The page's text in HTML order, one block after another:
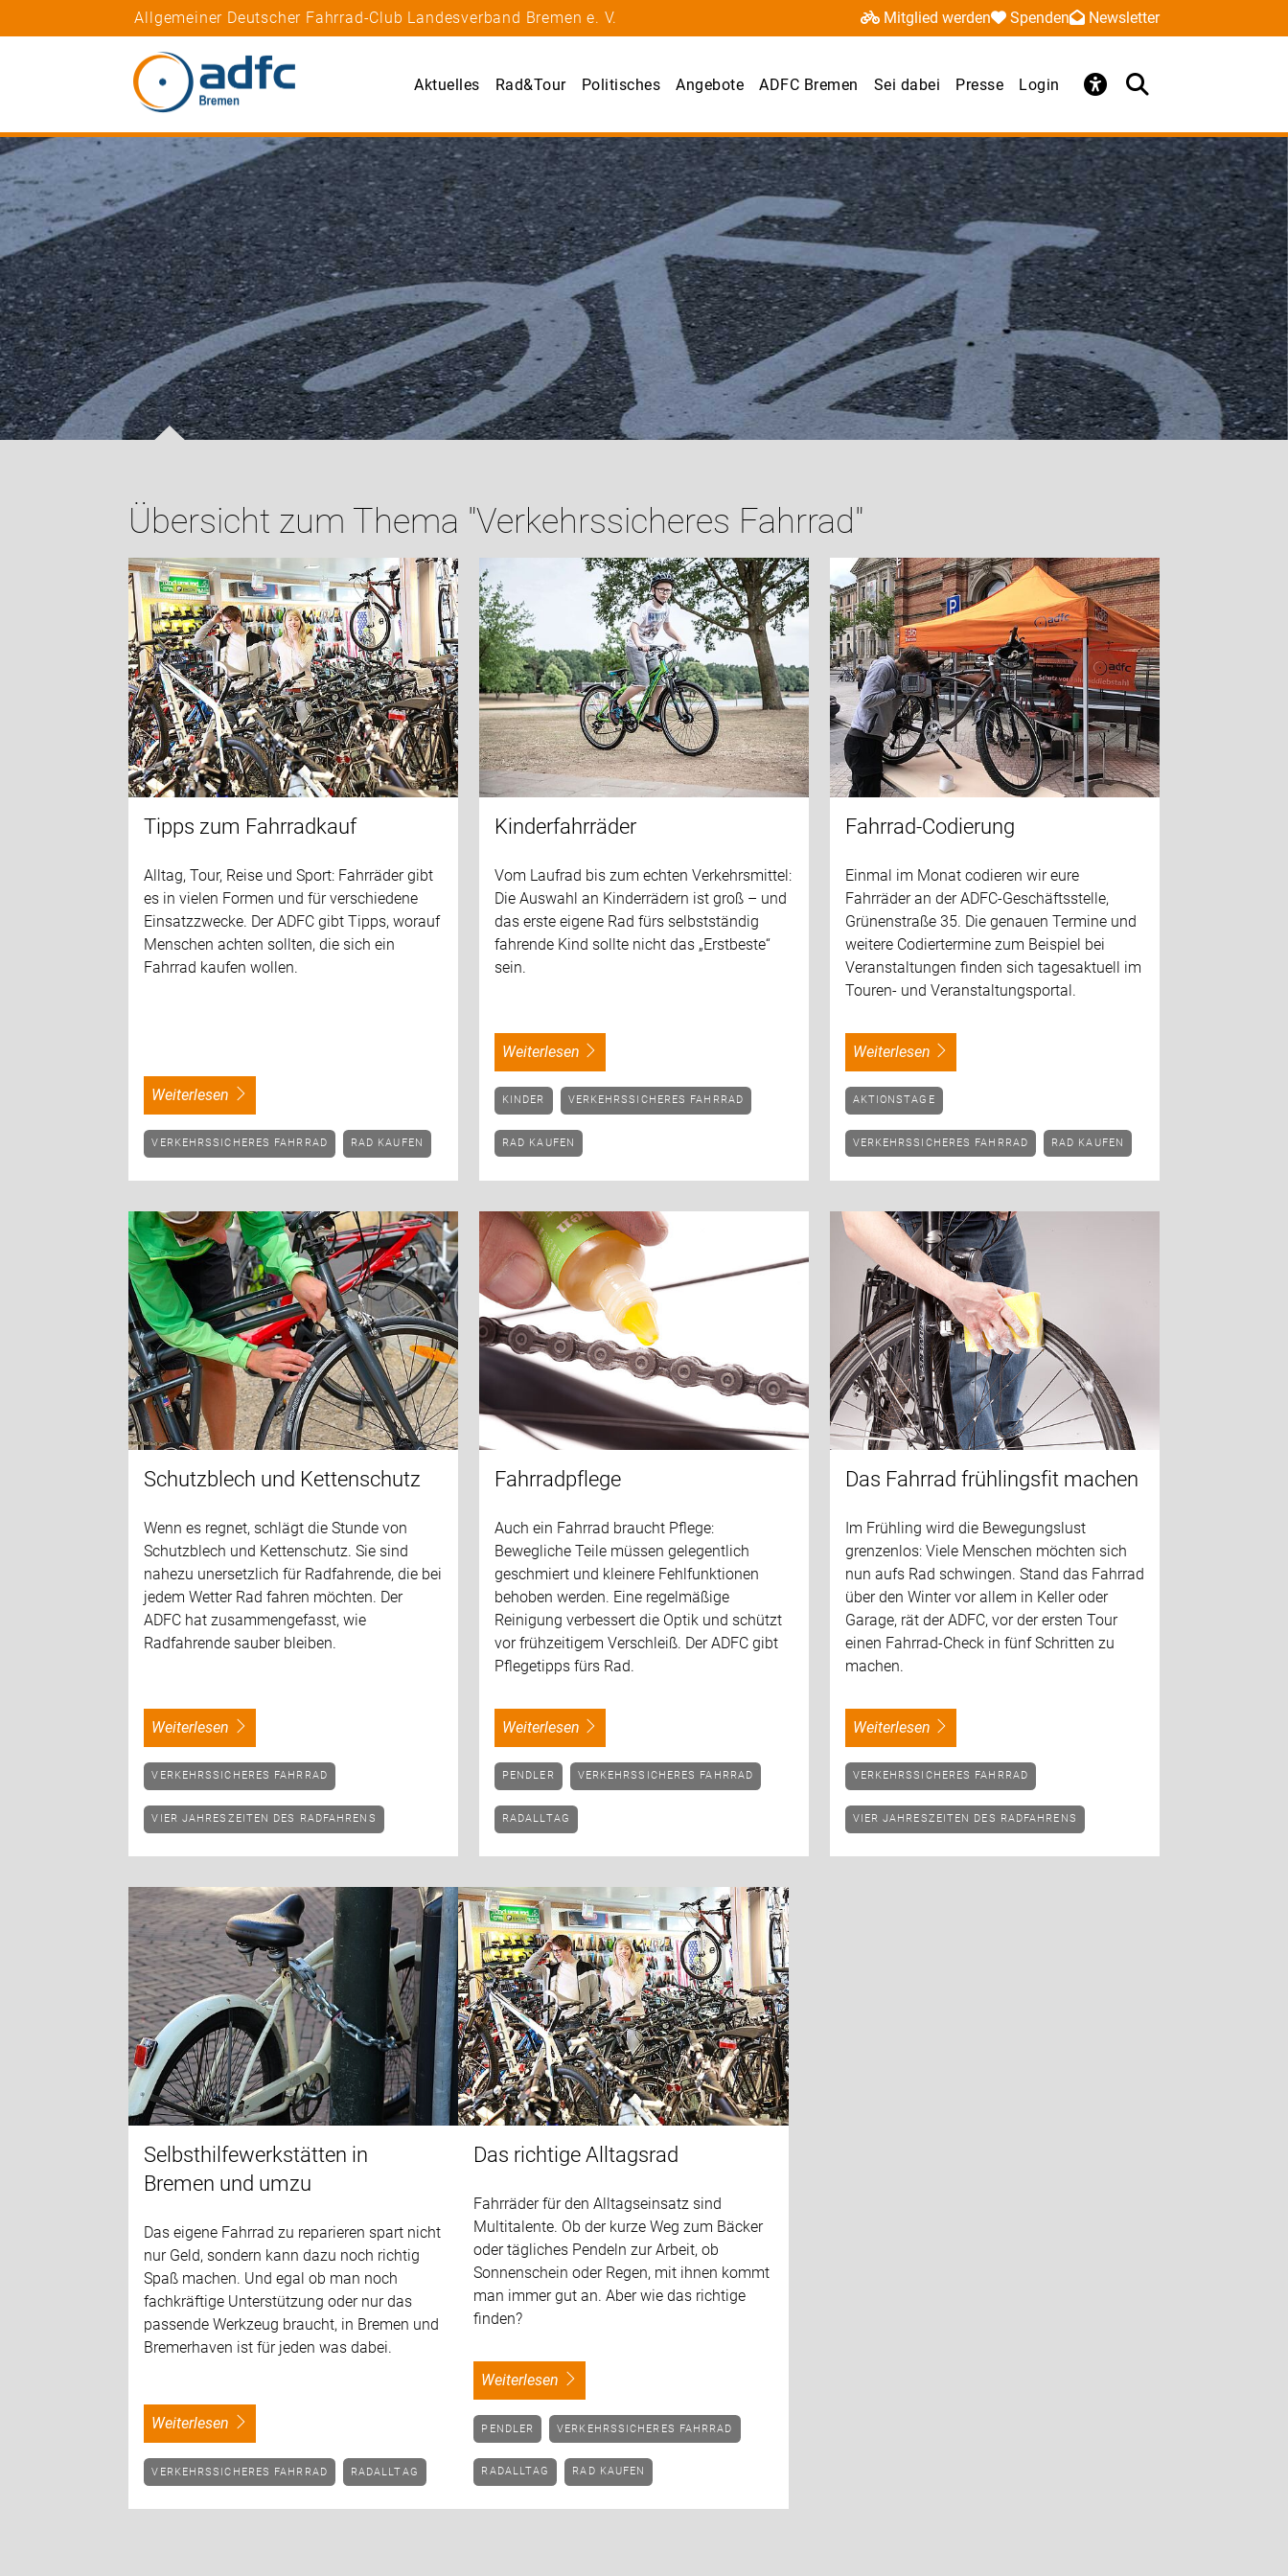
Allgemeiner Deutscher Fahrrad-Club Landesverband Bremen e. V. Mitglied werden Spenden Newsletter
Aktuelles Rad&Tour Politisches Angebote ADFC Bremen Sei dabei Presse Login
Übersicht zum Thema "Verkehrssicheres Fahrrad"
Tipps zum Fahrradkauf
Alltag, Tour, Reise und Sport: Fahrräder gibt
es in vielen Formen und für verschiedene
Einsatzzwecke. Der ADFC gibt Tipps, worauf
Menschen achten sollten, die sich ein
Fahrrad kaufen wollen.
weiterlesen
VERKEHRSSICHERES FAHRRAD RAD KAUFEN
Kinderfahrräder
Vom Laufrad bis zum echten Verkehrsmittel:
Die Auswahl an Kinderrädern ist groß – und
das erste eigene Rad fürs selbstständig
fahrende Kind sollte nicht das „Erstbeste“
sein.
weiterlesen
KINDER VERKEHRSSICHERES FAHRRAD
RAD KAUFEN
Fahrrad-Codierung
Einmal im Monat codieren wir eure
Fahrräder an der ADFC-Geschäftsstelle,
Grünenstraße 35. Die genauen Termine und
weitere Codiertermine zum Beispiel bei
Veranstaltungen finden sich tagesaktuell im
Touren- und Veranstaltungsportal.
weiterlesen
AKTIONSTAGE
VERKEHRSSICHERES FAHRRAD RAD KAUFEN
Schutzblech und Kettenschutz
Wenn es regnet, schlägt die Stunde von
Schutzblech und Kettenschutz. Sie sind
nahezu unersetzlich für Radfahrende, die bei
jedem Wetter Rad fahren möchten. Der
ADFC hat zusammengefasst, wie
Radfahrende sauber bleiben.
weiterlesen
VERKEHRSSICHERES FAHRRAD
VIER JAHRESZEITEN DES RADFAHRENS
Fahrradpflege
Auch ein Fahrrad braucht Pflege:
Bewegliche Teile müssen gelegentlich
geschmiert und kleinere Fehlfunktionen
behoben werden. Eine regelmäßige
Reinigung verbessert die Optik und schützt
vor frühzeitigem Verschleiß. Der ADFC gibt
Pflegetipps fürs Rad.
weiterlesen
PENDLER VERKEHRSSICHERES FAHRRAD
RADALLTAG
Das Fahrrad frühlingsfit machen
Im Frühling wird die Bewegungslust
grenzenlos: Viele Menschen möchten sich
nun aufs Rad schwingen. Stand das Fahrrad
über den Winter vor allem in Keller oder
Garage, rät der ADFC, vor der ersten Tour
einen Fahrrad-Check in fünf Schritten zu
machen.
weiterlesen
VERKEHRSSICHERES FAHRRAD
VIER JAHRESZEITEN DES RADFAHRENS
Selbsthilfewerkstätten in
Bremen und umzu
Das eigene Fahrrad zu reparieren spart nicht
nur Geld, sondern kann dazu noch richtig
Spaß machen. Und egal ob man noch
fachkräftige Unterstützung oder nur das
passende Werkzeug braucht, in Bremen und
Bremerhaven ist für jeden was dabei.
weiterlesen
VERKEHRSSICHERES FAHRRAD RADALLTAG
Das richtige Alltagsrad
Fahrräder für den Alltagseinsatz sind
Multitalente. Ob der kurze Weg zum Bäcker
oder tägliches Pendeln zur Arbeit, ob
Sonnenschein oder Regen, mit ihnen kommt
man immer gut an. Aber wie das richtige
finden?
weiterlesen
PENDLER VERKEHRSSICHERES FAHRRAD
RADALLTAG RAD KAUFEN